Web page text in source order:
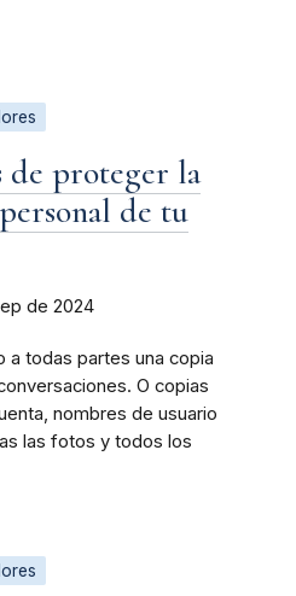
de proteger la
de tu
de 2024
a todas partes una copia
O copias
nombres de usuario
las fotos y todos los